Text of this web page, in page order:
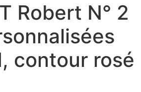
Robert N° 2
contour rosé